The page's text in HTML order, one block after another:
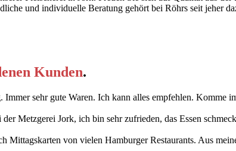
und individuelle Beratung gehört bei Röhrs seit jeher
Kunden.
sehr gute Waren. Ich kann alles empfehlen. Komme
Metzgerei Jork, ich bin sehr zufrieden, das Essen
Mittagskarten von vielen Hamburger Restaurants. Aus